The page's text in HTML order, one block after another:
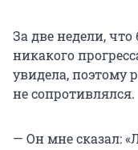
За две недели,
никакого
увидела, поэтому
не сопротивлялся.
— Он мне сказал: